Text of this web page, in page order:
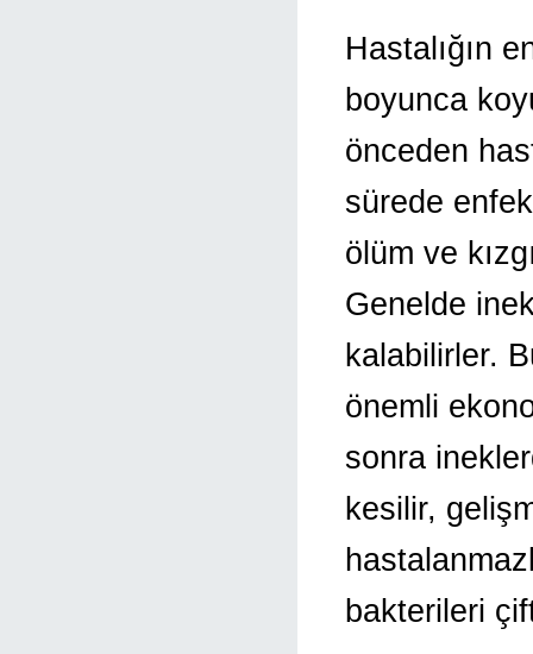
Hastalığın
boyunca
önceden
sürede
ölüm ve
Genelde
kalabilirler.
önemli
sonra
kesilir,
bakterileri